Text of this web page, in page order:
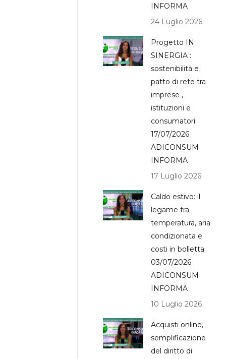
INFORMA
24 Luglio 2026
Progetto IN
SINERGIA :
sostenibilità e
patto di rete tra
imprese ,
istituzioni e
consumatori
17/07/2026
ADICONSUM
INFORMA
17 Luglio 2026
Caldo estivo: il
legame tra
temperatura, aria
condizionata e
costi in bolletta
03/07/2026
ADICONSUM
INFORMA
10 Luglio 2026
Acquisti online,
semplificazione
del diritto di